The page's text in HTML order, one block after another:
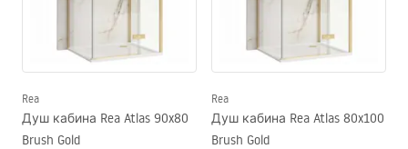
Rea
Душ кабина Rea Atlas 90x80
Brush Gold
Rea
Душ кабина Rea Atlas 80x100
Brush Gold